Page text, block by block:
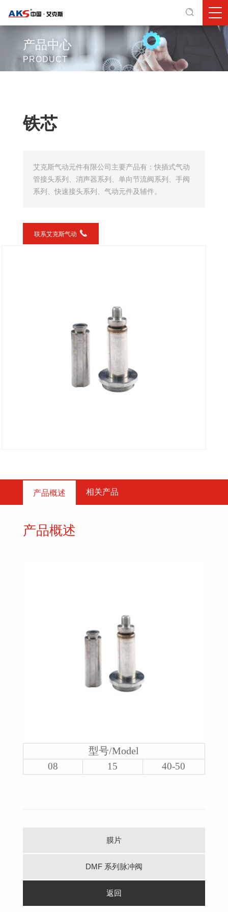
产品中心
PRODUCT
铁芯
艾克斯气动元件有限公司主要产品有：快插式气动
管接头系列、消声器系列、单向节流阀系列、手阀
系列、快速接头系列、气动元件及辅件。
联系艾克斯气动
产品概述 相关产品
产品概述
型号/Model
08 15 40-50
膜片
DMF 系列脉冲阀
返回